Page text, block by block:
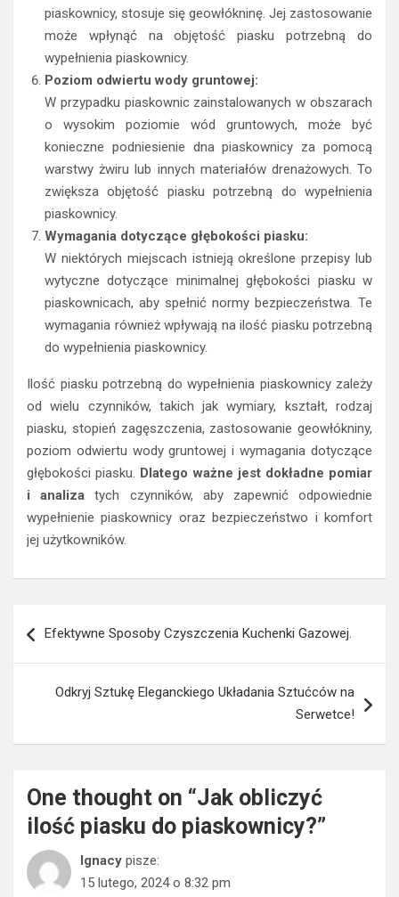
piaskownicy, stosuje się geowłókninę. Jej zastosowanie
może wpłynąć na objętość piasku potrzebną do
wypełnienia piaskownicy.
Poziom odwiertu wody gruntowej:
W przypadku piaskownic zainstalowanych w obszarach
o wysokim poziomie wód gruntowych, może być
konieczne podniesienie dna piaskownicy za pomocą
warstwy żwiru lub innych materiałów drenażowych. To
zwiększa objętość piasku potrzebną do wypełnienia
piaskownicy.
Wymagania dotyczące głębokości piasku:
W niektórych miejscach istnieją określone przepisy lub
wytyczne dotyczące minimalnej głębokości piasku w
piaskownicach, aby spełnić normy bezpieczeństwa. Te
wymagania również wpływają na ilość piasku potrzebną
do wypełnienia piaskownicy.
Ilość piasku potrzebną do wypełnienia piaskownicy zależy
od wielu czynników, takich jak wymiary, kształt, rodzaj
piasku, stopień zagęszczenia, zastosowanie geowłókniny,
poziom odwiertu wody gruntowej i wymagania dotyczące
głębokości piasku. Dlatego ważne jest dokładne pomiar
i analiza tych czynników, aby zapewnić odpowiednie
wypełnienie piaskownicy oraz bezpieczeństwo i komfort
jej użytkowników.
wpisu
Efektywne Sposoby Czyszczenia Kuchenki Gazowej.
Odkryj Sztukę Eleganckiego Układania Sztućców na
Serwetce!
One thought on “Jak obliczyć
ilość piasku do piaskownicy?”
Ignacy pisze:
15 lutego, 2024 o 8:32 pm